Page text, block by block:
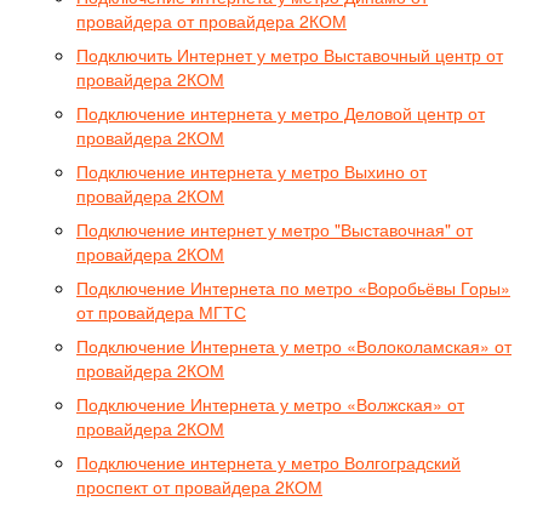
провайдера от провайдера 2КОМ
Подключить Интернет у метро Выставочный центр от
провайдера 2КОМ
Подключение интернета у метро Деловой центр от
провайдера 2КОМ
Подключение интернета у метро Выхино от
провайдера 2КОМ
Подключение интернет у метро "Выставочная" от
провайдера 2КОМ
Подключение Интернета по метро «Воробьёвы Горы»
от провайдера МГТС
Подключение Интернета у метро «Волоколамская» от
провайдера 2КОМ
Подключение Интернета у метро «Волжская» от
провайдера 2КОМ
Подключение интернета у метро Волгоградский
проспект от провайдера 2КОМ